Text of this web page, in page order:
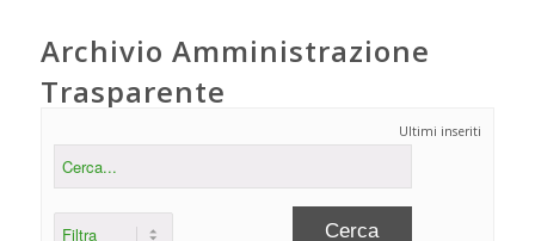
Archivio Amministrazione
Trasparente
Ultimi inseriti